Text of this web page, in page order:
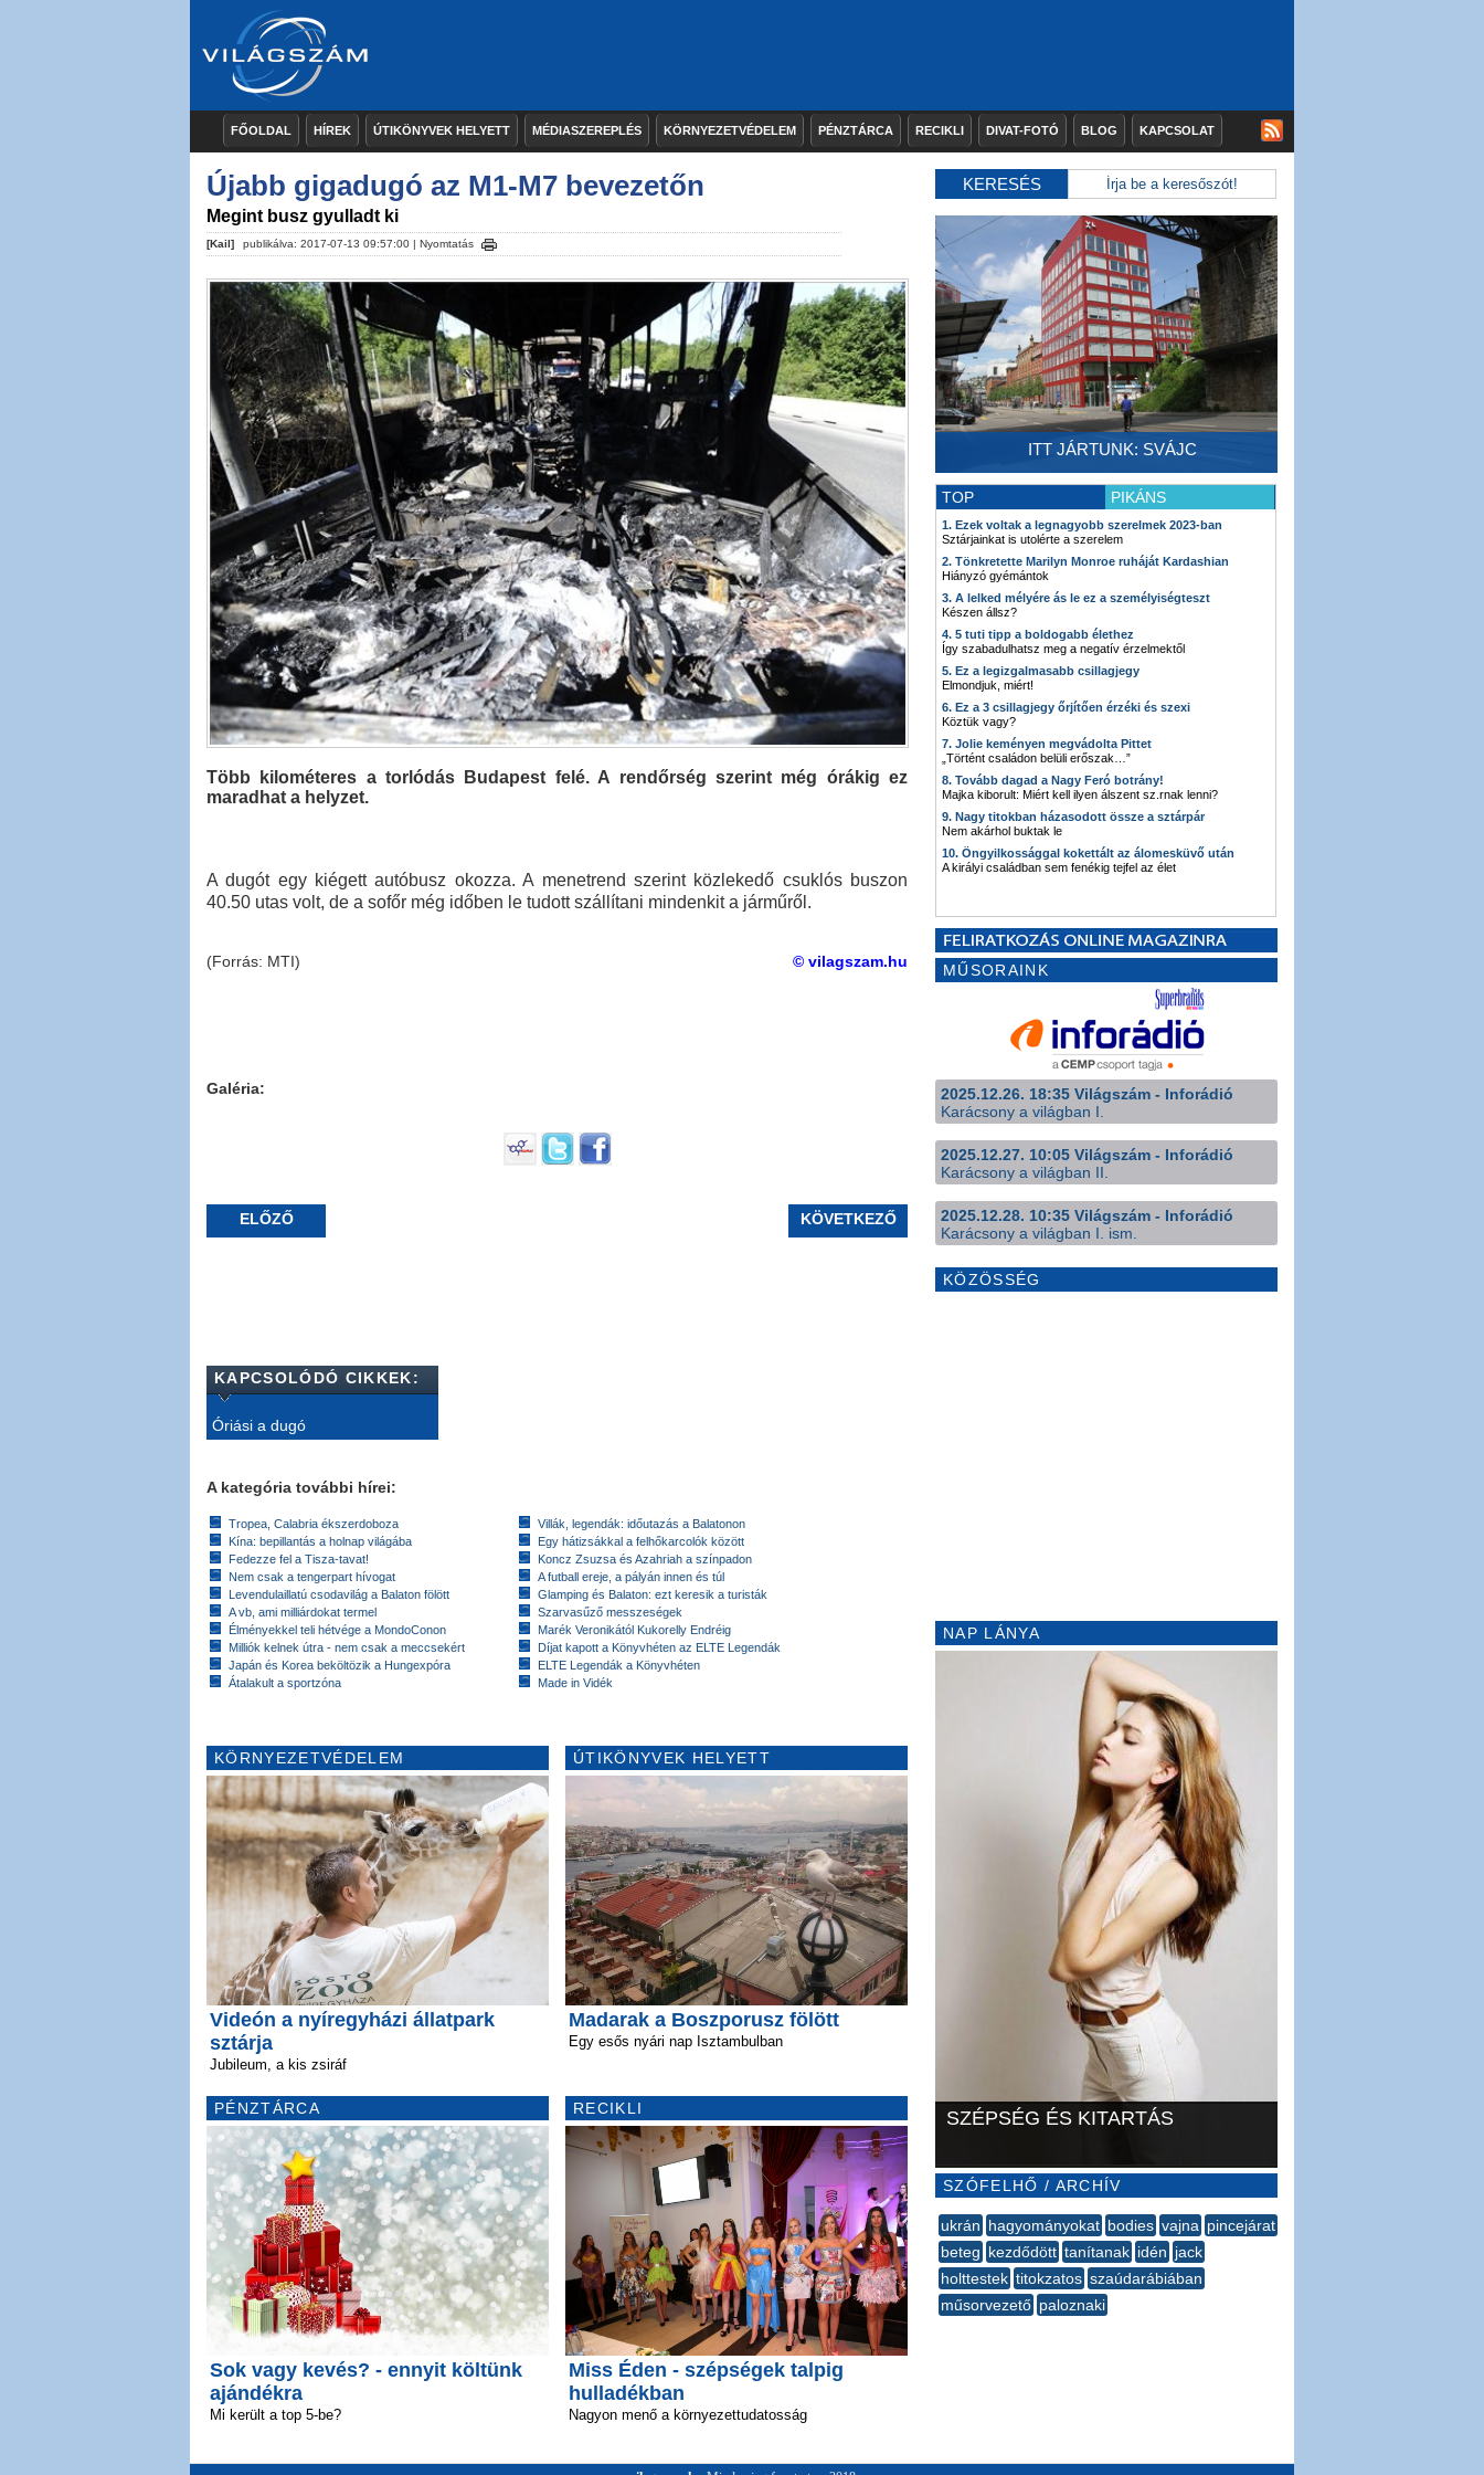
FŐOLDAL HÍREK ÚTIKÖNYVEK HELYETT MÉDIASZEREPLÉS KÖRNYEZETVÉDELEM PÉNZTÁRCA RECIKLI DIVAT-FOTÓ BLOG KAPCSOLAT
Újabb gigadugó az M1-M7 bevezetőn
Megint busz gyulladt ki
[Kail] publikálva: 2017-07-13 09:57:00 | Nyomtatás
Több kilométeres a torlódás Budapest felé. A rendőrség szerint még órákig ez
maradhat a helyzet.
A dugót egy kiégett autóbusz okozza. A menetrend szerint közlekedő csuklós buszon
40.50 utas volt, de a sofőr még időben le tudott szállítani mindenkit a járműről.
© vilagszam.hu
(Forrás: MTI)
Galéria:
ELŐZŐ KÖVETKEZŐ
KAPCSOLÓDÓ CIKKEK:
Óriási a dugó
A kategória további hírei:
Tropea, Calabria ékszerdoboza
Kína: bepillantás a holnap világába
Fedezze fel a Tisza-tavat!
Nem csak a tengerpart hívogat
Levendulaillatú csodavilág a Balaton fölött
A vb, ami milliárdokat termel
Élményekkel teli hétvége a MondoConon
Milliók kelnek útra - nem csak a meccsekért
Japán és Korea beköltözik a Hungexpóra
Átalakult a sportzóna
Villák, legendák: időutazás a Balatonon
Egy hátizsákkal a felhőkarcolók között
Koncz Zsuzsa és Azahriah a színpadon
A futball ereje, a pályán innen és túl
Glamping és Balaton: ezt keresik a turisták
Szarvasűző messzeségek
Marék Veronikától Kukorelly Endréig
Díjat kapott a Könyvhéten az ELTE Legendák
ELTE Legendák a Könyvhéten
Made in Vidék
KÖRNYEZETVÉDELEM
Videón a nyíregyházi állatpark
sztárja
Jubileum, a kis zsiráf
PÉNZTÁRCA
Sok vagy kevés? - ennyit költünk
ajándékra
Mi került a top 5-be?
ÚTIKÖNYVEK HELYETT
Madarak a Boszporusz fölött
Egy esős nyári nap Isztambulban
RECIKLI
Miss Éden - szépségek talpig
hulladékban
Nagyon menő a környezettudatosság
KERESÉS
ITT JÁRTUNK: SVÁJC
TOP PIKÁNS
1. Ezek voltak a legnagyobb szerelmek 2023-ban
Sztárjainkat is utolérte a szerelem
2. Tönkretette Marilyn Monroe ruháját Kardashian
Hiányzó gyémántok
3. A lelked mélyére ás le ez a személyiségteszt
Készen állsz?
4. 5 tuti tipp a boldogabb élethez
Így szabadulhatsz meg a negatív érzelmektől
5. Ez a legizgalmasabb csillagjegy
Elmondjuk, miért!
6. Ez a 3 csillagjegy őrjítően érzéki és szexi
Köztük vagy?
7. Jolie keményen megvádolta Pittet
„Történt családon belüli erőszak…”
8. Tovább dagad a Nagy Feró botrány!
Majka kiborult: Miért kell ilyen álszent sz.rnak lenni?
9. Nagy titokban házasodott össze a sztárpár
Nem akárhol buktak le
10. Öngyilkossággal kokettált az álomesküvő után
A királyi családban sem fenékig tejfel az élet
MŰSORAINK
2025.12.26. 18:35 Világszám - Inforádió
Karácsony a világban I.
2025.12.27. 10:05 Világszám - Inforádió
Karácsony a világban II.
2025.12.28. 10:35 Világszám - Inforádió
Karácsony a világban I. ism.
KÖZÖSSÉG
NAP LÁNYA
SZÉPSÉG ÉS KITARTÁS
SZÓFELHŐ / ARCHÍV
ukrán hagyományokat bodies vajna pincejárat
beteg kezdődött tanítanak idén jack
holttestek titokzatos szaúdarábiában
műsorvezető paloznaki